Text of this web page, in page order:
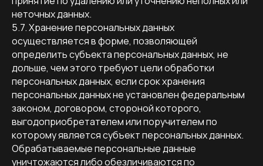
неточных данных.
5.7. Хранение персональных данных
осуществляется в форме, позволяющей
определить субъекта персональных данных, не
дольше, чем этого требуют цели обработки
персональных данных, если срок хранения
персональных данных не установлен федеральным
законом, договором, стороной которого,
выгодоприобретателем или поручителем по
которому является субъект персональных данных.
Обрабатываемые персональные данные
уничтожаются либо обезличиваются по